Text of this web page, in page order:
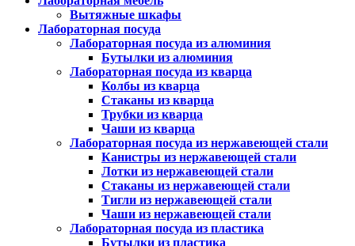
Вытяжные шкафы
Лабораторная посуда
Лабораторная посуда из алюминия
Бутылки из алюминия
Лабораторная посуда из кварца
Колбы из кварца
Стаканы из кварца
Трубки из кварца
Чаши из кварца
Лабораторная посуда из нержавеющей стали
Канистры из нержавеющей стали
Лотки из нержавеющей стали
Стаканы из нержавеющей стали
Тигли из нержавеющей стали
Чаши из нержавеющей стали
Лабораторная посуда из пластика
Бутылки из пластика